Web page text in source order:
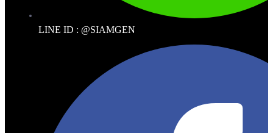
LINE ID : @SIAMGEN